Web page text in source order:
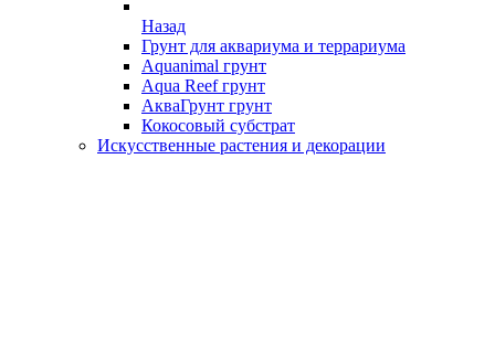
Назад
Грунт для аквариума и террариума
Aquanimal грунт
Aqua Reef грунт
АкваГрунт грунт
Кокосовый субстрат
Искусственные растения и декорации